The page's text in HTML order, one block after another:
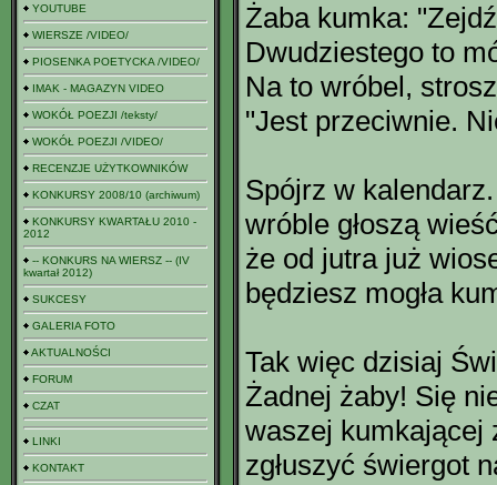
YOUTUBE
WIERSZE /VIDEO/
PIOSENKA POETYCKA /VIDEO/
IMAK - MAGAZYN VIDEO
WOKÓŁ POEZJI /teksty/
WOKÓŁ POEZJI /VIDEO/
RECENZJE UŻYTKOWNIKÓW
KONKURSY 2008/10 (archiwum)
KONKURSY KWARTAŁU 2010 -
2012
-- KONKURS NA WIERSZ -- (IV
kwartał 2012)
SUKCESY
GALERIA FOTO
AKTUALNOŚCI
FORUM
CZAT
LINKI
KONTAKT
Żaba kumka:
Dwudziestego to
Na to wróbel,
"Jest przeciwnie.
Spójrz w
wróble głoszą
że od jutra już
będziesz mogła
Tak więc dzisiaj
Żadnej żaby! Się
waszej kumkającej
zgłuszyć świergot